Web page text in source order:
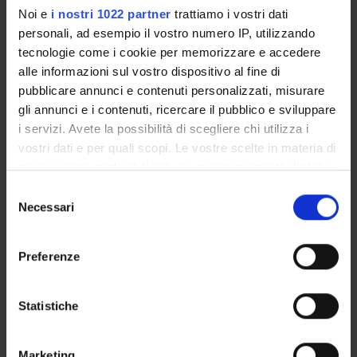
Noi e i nostri 1022 partner trattiamo i vostri dati
personali, ad esempio il vostro numero IP, utilizzando
tecnologie come i cookie per memorizzare e accedere
alle informazioni sul vostro dispositivo al fine di
pubblicare annunci e contenuti personalizzati, misurare
gli annunci e i contenuti, ricercare il pubblico e sviluppare
i servizi. Avete la possibilità di scegliere chi utilizza i
vostri dati e per quali scopi. Le vostre scelte in materia di
privacy sono applicabili solo su questa proprietà digitale
modificare o revocare il proprio consenso in qualsiasi
momento dalla Dichiarazione sui cookie o facendo clic
raccogliere informazioni sulla tua posizione
geografica, con un'approssimazione di qualche
delNecessari
Preferenze
Statistiche
Overview
Enrolment procedures
Courses
Notices
Governing bodies
STUDYING
People